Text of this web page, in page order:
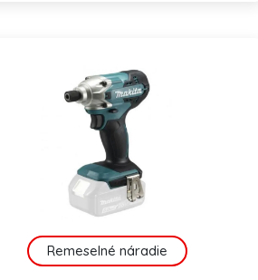
Remeselné náradie